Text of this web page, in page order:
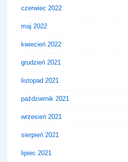
czerwiec 2022
maj 2022
kwiecień 2022
grudzień 2021
listopad 2021
październik 2021
wrzesień 2021
sierpień 2021
lipiec 2021